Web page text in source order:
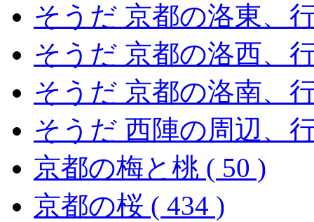
そうだ 京都の洛東、
そうだ 京都の洛西、
そうだ 京都の洛南、
そうだ 西陣の周辺、
京都の梅と桃 ( 50 )
京都の桜 ( 434 )